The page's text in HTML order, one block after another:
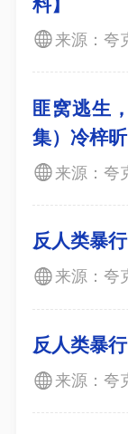
来源：夸
匪窝逃生
集）冷梓
来源：夸
反人类暴
来源：夸
反人类暴
来源：夸